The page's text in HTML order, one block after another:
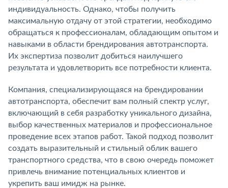
индивидуальность. Однако, чтобы получить
максимальную отдачу от этой стратегии, необходимо
обращаться к профессионалам, обладающим опытом и
навыками в области брендирования автотранспорта.
Их экспертиза позволит добиться наилучшего
результата и удовлетворить все потребности клиента.
Компания, специализирующаяся на брендировании
автотранспорта, обеспечит вам полный спектр услуг,
включающий в себя разработку уникального дизайна,
выбор качественных материалов и профессиональное
проведение всех этапов работ. Такой подход позволит
создать выразительный и стильный облик вашего
транспортного средства, что в свою очередь поможет
привлечь внимание потенциальных клиентов и
укрепить ваш имидж на рынке.